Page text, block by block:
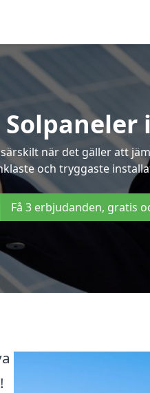
Solpaneler
när det gäller att
och tryggaste
Få 3 erbjudanden, gratis